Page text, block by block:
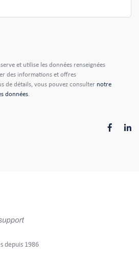
et utilise les données renseignées
des informations et offres
de détails, vous pouvez consulter notre
données.
depuis 1986